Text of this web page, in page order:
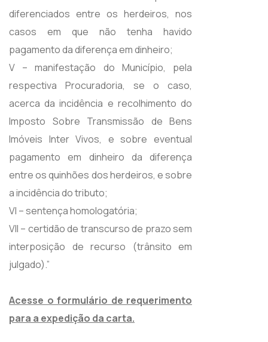
diferenciados entre os herdeiros, nos
casos em que não tenha havido
pagamento da diferença em dinheiro;
V – manifestação do Município, pela
respectiva Procuradoria, se o caso,
acerca da incidência e recolhimento do
Imposto Sobre Transmissão de Bens
Imóveis Inter Vivos, e sobre eventual
pagamento em dinheiro da diferença
entre os quinhões dos herdeiros, e sobre
a incidência do tributo;
VI – sentença homologatória;
VII – certidão de transcurso de prazo sem
interposição de recurso (trânsito em
julgado).”
Acesse o formulário de requerimento
para a expedição da carta.